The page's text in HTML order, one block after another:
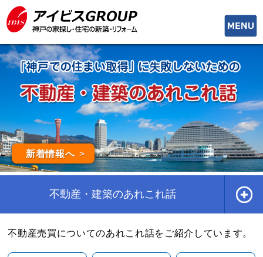
toggle
新着情報へ
不動産・建築のあれこれ話
不動産売買についてのあれこれ話をご紹介しています。